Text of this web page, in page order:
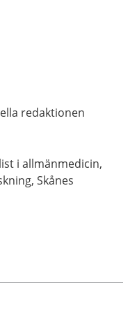
redaktionen
i allmänmedicin,
Skånes